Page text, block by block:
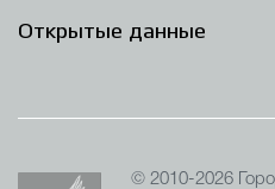
Открытые данные
© 2010-2026